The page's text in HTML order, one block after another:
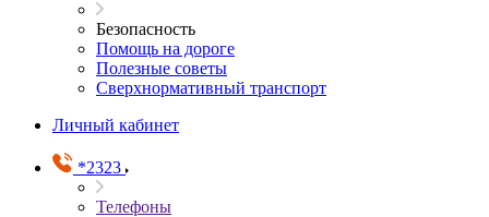
Безопасность
Помощь на дороге
Полезные советы
Сверхнормативный транспорт
Личный кабинет
*2323
Телефоны